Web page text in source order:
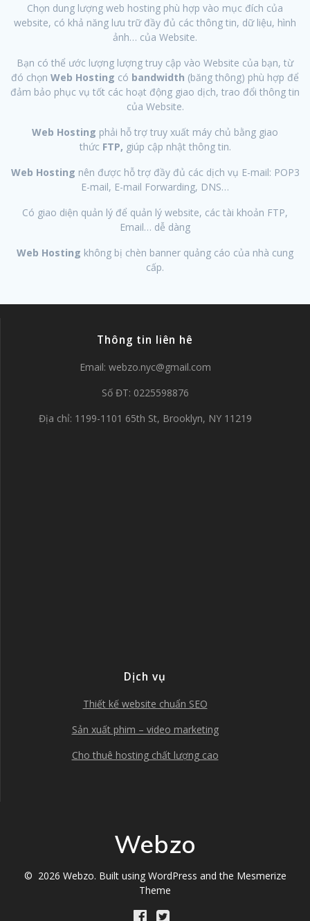
Chọn dung lượng web hosting phù hợp vào mục đích của
website, có khả năng lưu trữ đầy đủ các thông tin, dữ liệu, hình
ảnh… của Website.
Bạn có thể ước lượng lượng truy cập vào Website của bạn, từ
đó chọn Web Hosting có bandwidth (băng thông) phù hợp để
đảm bảo phục vụ tốt các hoạt động giao dịch, trao đổi thông tin
của Website.
Web Hosting phải hỗ trợ truy xuất máy chủ bằng giao
thức FTP, giúp cập nhật thông tin.
Web Hosting nên được hỗ trợ đầy đủ các dịch vụ E-mail: POP3
E-mail, E-mail Forwarding, DNS…
Có giao diện quản lý để quản lý website, các tài khoản FTP,
Email… dễ dàng
Web Hosting không bị chèn banner quảng cáo của nhà cung
cấp.
Thông tin liên hê
Email: webzo.nyc@gmail.com
Số ĐT: 0225598876
Địa chỉ: 1199-1101 65th St, Brooklyn, NY 11219
Dịch vụ
Thiết kế website chuẩn SEO
Sản xuất phim – video marketing
Cho thuê hosting chất lượng cao
Webzo
© 2026 Webzo. Built using WordPress and the Mesmerize
Theme